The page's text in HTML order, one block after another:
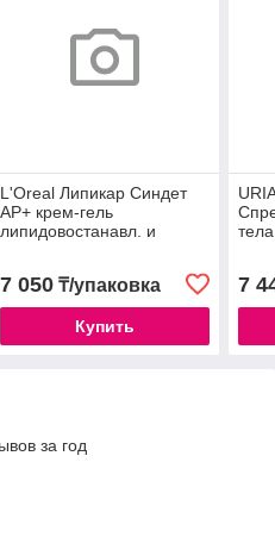
L'Oreal Липикар Синдет
АР+ крем-гель
липидовостанавл. и
7 050₸/упаковка
Купить
7
за год